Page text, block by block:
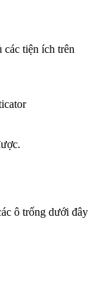
các tiện ích trên
ô trống dưới đây